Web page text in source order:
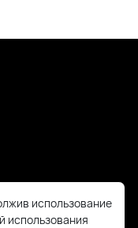
использование
использования